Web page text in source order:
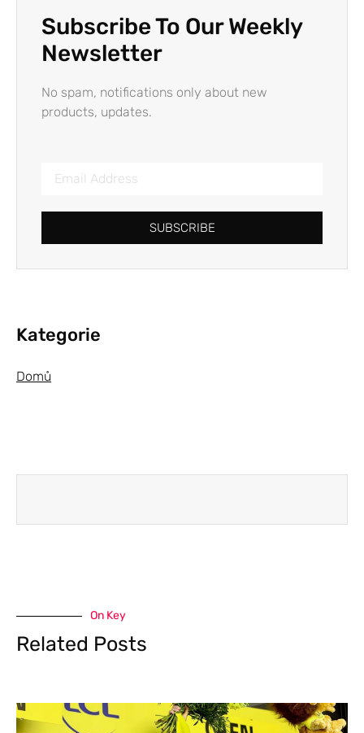
Subscribe To Our Weekly
Newsletter
No spam, notifications only about new
products, updates.
SUBSCRIBE
Kategorie
Domů
On Key
Related Posts